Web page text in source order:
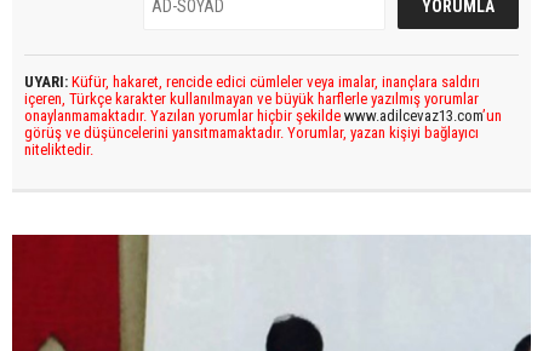
UYARI: Küfür, hakaret, rencide edici cümleler veya imalar, inançlara saldırı
içeren, Türkçe karakter kullanılmayan ve büyük harflerle yazılmış yorumlar
onaylanmamaktadır. Yazılan yorumlar hiçbir şekilde www.adilcevaz13.com’un
görüş ve düşüncelerini yansıtmamaktadır. Yorumlar, yazan kişiyi bağlayıcı
niteliktedir.